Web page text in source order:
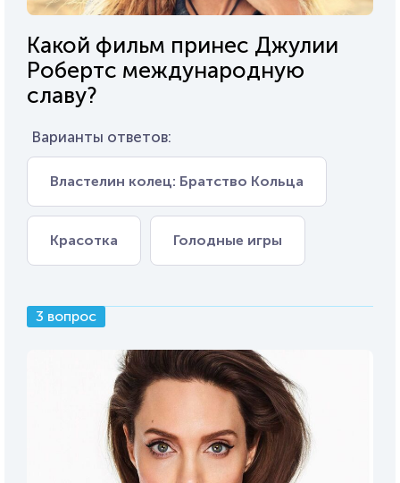
Какой фильм принес Джулии
Робертс международную
славу?
Варианты ответов:
Властелин колец: Братство Кольца
Красотка Голодные игры
3 вопрос